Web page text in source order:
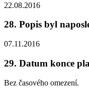
22.08.2016
28. Popis byl
07.11.2016
29. Datum konce
Bez časového omezení.